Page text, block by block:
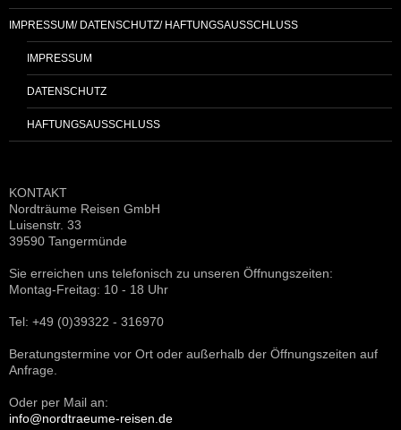
IMPRESSUM/ DATENSCHUTZ/ HAFTUNGSAUSSCHLUSS
IMPRESSUM
DATENSCHUTZ
HAFTUNGSAUSSCHLUSS
KONTAKT
Nordträume Reisen GmbH
Luisenstr. 33
39590 Tangermünde
Sie erreichen uns telefonisch zu unseren Öffnungszeiten:
Montag-Freitag: 10 - 18 Uhr
Tel: +49 (0)39322 - 316970
Beratungstermine vor Ort oder außerhalb der Öffnungszeiten auf
Anfrage.
Oder per Mail an:
info@nordtraeume-reisen.de